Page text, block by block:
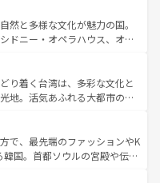
音楽と美食が融合した独特の
カの各地域で異なる魅力を楽
かな歴史を感じることができ
のアメリカ
してほしい。
定番の観光地といえばオアフ
ならマウイ島やカウアイ島が
ンに輝く海をはじめ、豊かな
人々を迎えてくれるハワイの
ドやハワイアンミュージッ
、すべてがハワイの魅力を彩
ワイ情報
ほしい。
然と多様な文化が魅力の国。
ドニー・オペラハウス、オー
びえるウルル（エアーズロッ
生林やケアンズの熱帯雨林な
た、カフェやワイン、オージ
しており、サーフィンやダイ
ウトドア好きにはたまらな
魅力を存分に味わいつくそ
り着く台湾は、多彩な文化と
地。活気あふれる大都市の台
る台湾東部など、都市の喧騒
り、訪れる人に新しい発見と
た、奥深い台湾の食文化も魅
で、最先端のファッションやK
国。首都ソウルの宮殿や伝統